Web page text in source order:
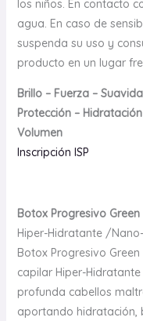
los niños. En contacto
agua. En caso de
suspenda su uso y
producto en un lugar
Brillo – Fuerza –
Protección –
Volumen
Inscripción ISP
Botox Progresivo
Hiper-Hidratante /
Botox Progresivo
capilar Hiper-
profunda cabellos
aportando hidratación,